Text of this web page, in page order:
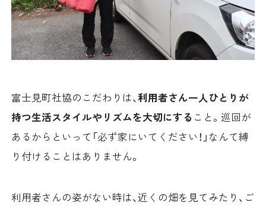
富士見町社協のこだわりは、利用者さん一人ひとりが
持つ生活スタイルやリズムを大切にする こと。巡回が
あるからといって「必ず家にいてください！」なんて縛
り付けることはありません。
利用者さんの姿がない時は、近くの畑を見てみたり、ご